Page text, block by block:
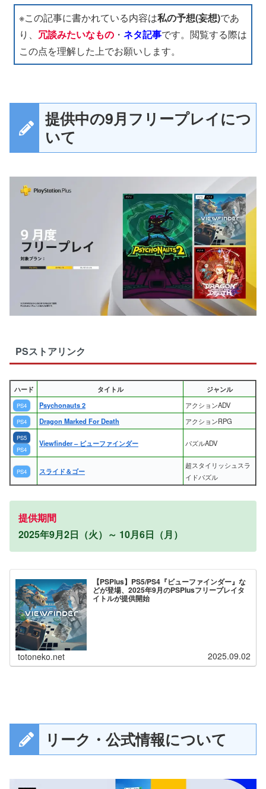
※この記事に書かれている内容は私の予想(妄想)であ
り、 冗談みたいなもの ・ ネタ記事です。閲覧する際は
この点を理解した上でお願いします。
提供中の9月フリープレイにつ
いて
PSストアリンク
ハード タイトル ジャンル
PS4 Psychonauts 2 アクションADV
PS4 Dragon Marked For Death アクションRPG
PS5
PS4
Viewfinder – ビューファインダー パズルADV
PS4 スライド＆ゴー
超スタイリッシュスラ
イドパズル
提供期間
2025年9月2日（火）～ 10月6日（月）
【PSPlus】PS5/PS4『ビューファインダー』な
どが登場、2025年9月のPSPlusフリープレイタ
イトルが提供開始
totoneko.net 2025.09.02
リーク・公式情報について